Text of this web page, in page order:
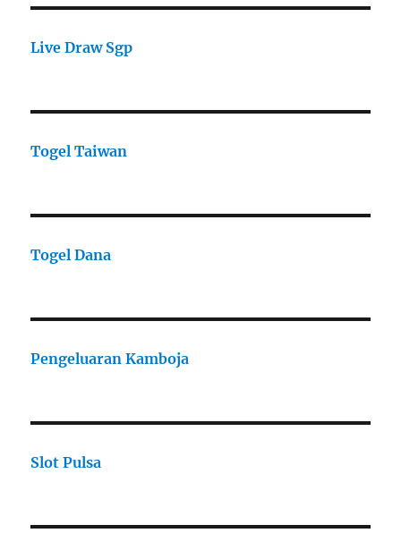
Live Draw Sgp
Togel Taiwan
Togel Dana
Pengeluaran Kamboja
Slot Pulsa